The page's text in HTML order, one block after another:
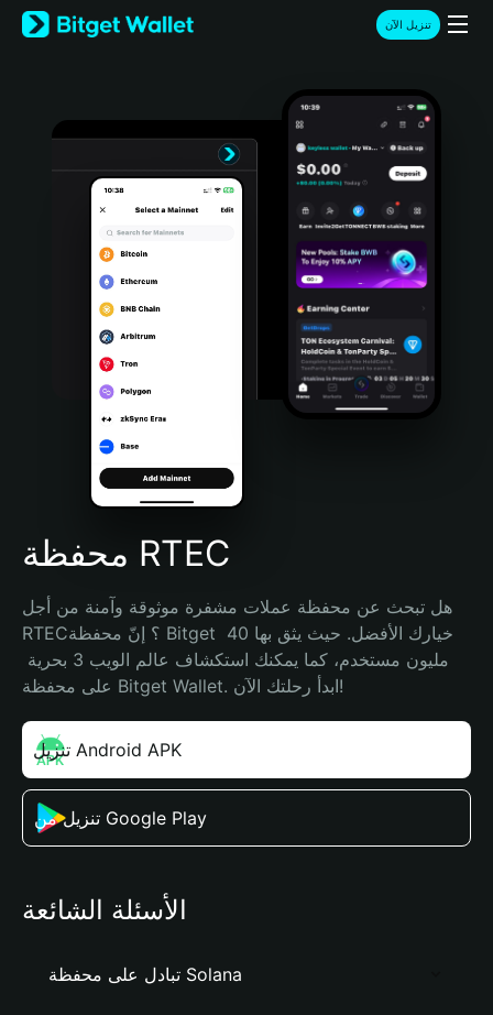
English
日本語
Türkçe
Português (Portugal)
Bahasa Indonesia
Português (Brasil)
Español (Argentina)
تنزيل الآن
محفظة RTEC
هل تبحث عن محفظة عملات مشفرة موثوقة وآمنة من أجل
RTEC؟ إنّ محفظة Bitget خيارك الأفضل. حيث يثق بها 40
على محفظة Bitget Wallet. ابدأ رحلتك الآن!
تنزيل Android APK
تنزيل من Google Play
الأسئلة الشائعة
تبادل على محفظة Solana